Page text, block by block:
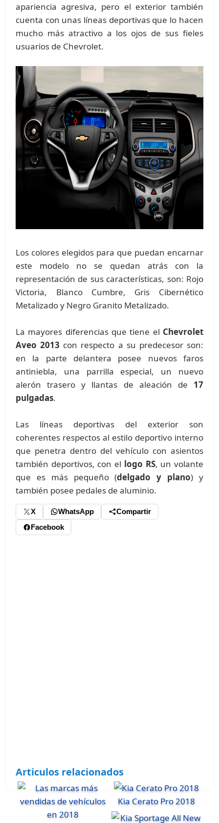
apariencia agresiva, pero el exterior también
cuenta con unas líneas deportivas que lo hacen
mucho más atractivo a los ojos de sus fieles
usuarios de Chevrolet.
Los colores elegidos para que puedan encarnar
este modelo no se quedan atrás con la
representación de sus características, son: Rojo
Victoria, Blanco Cumbre, Gris Cibernético
Metalizado y Negro Granito Metalizado.
La mayores diferencias que tiene el Chevrolet
Aveo 2013 con respecto a su predecesor son:
en la parte delantera posee nuevos faros
antiniebla, una parrilla especial, un nuevo
alerón trasero y llantas de aleación de 17
pulgadas.
Las líneas deportivas del exterior son
coherentes respectos al estilo deportivo interno
que penetra dentro del vehículo con asientos
también deportivos, con el logo RS, un volante
que es más pequeño (delgado y plano) y
también posee pedales de aluminio.
X WhatsApp
Compartir
Facebook
Articulos relacionados
Kia Cerato Pro 2018